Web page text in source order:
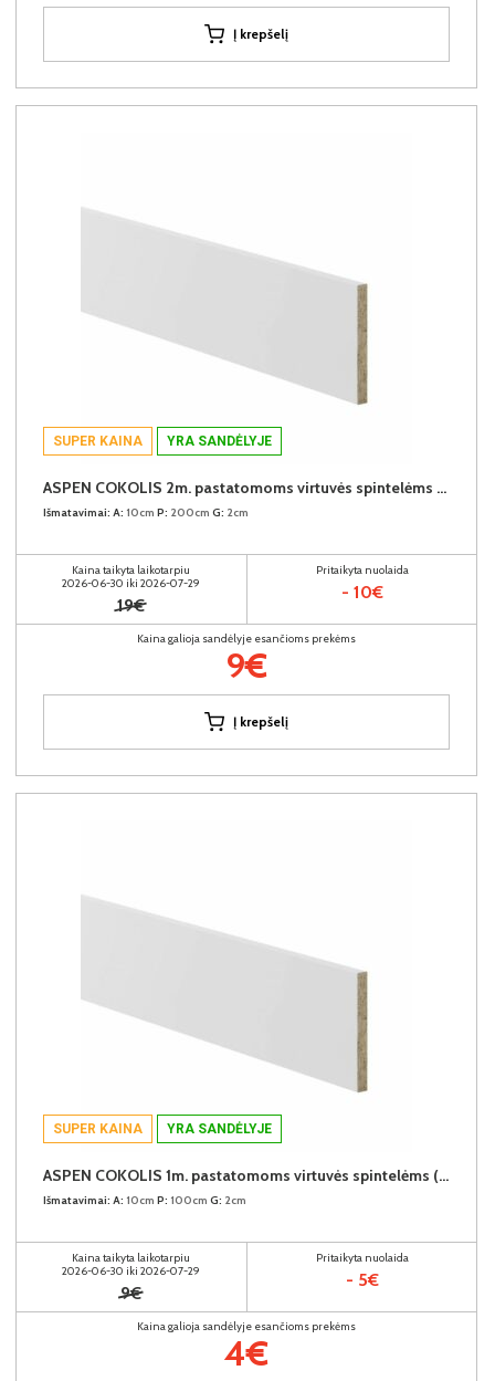
Į krepšelį
SUPER KAINA YRA SANDĖLYJE
ASPEN COKOLIS 2m. pastatomoms virtuvės spintelėms (2 metrai) (Baltas)
Išmatavimai: A: 10cm P: 200cm G: 2cm
Kaina taikyta laikotarpiu
2026-06-30 iki 2026-07-29
19€
Pritaikyta nuolaida
- 10€
Kaina galioja sandėlyje esančioms prekėms
9€
Į krepšelį
SUPER KAINA YRA SANDĖLYJE
ASPEN COKOLIS 1m. pastatomoms virtuvės spintelėms (1 metras) (Baltas)
Išmatavimai: A: 10cm P: 100cm G: 2cm
Kaina taikyta laikotarpiu
2026-06-30 iki 2026-07-29
9€
Pritaikyta nuolaida
- 5€
Kaina galioja sandėlyje esančioms prekėms
4€